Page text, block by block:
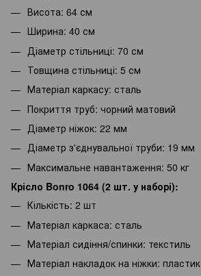
Висота: 64 см
Ширина: 40 см
Діаметр стільниці: 70 см
Товщина стільниці: 5 см
Матеріал каркасу: сталь
Покриття труб: чорний матовий
Діаметр ніжок: 22 мм
Діаметр з'єднувальної труби: 19 мм
Максимальне навантаження: 50 кг
Крісло Bonro 1064 (2 шт. у наборі):
Кількість: 2 шт
Матеріал каркаса: сталь
Матеріал сидіння/спинки: текстиль
Матеріал накладок на ніжки: пластик